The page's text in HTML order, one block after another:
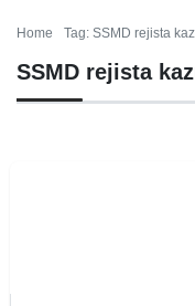
Home Tag: SSMD rejista
SSMD rejista